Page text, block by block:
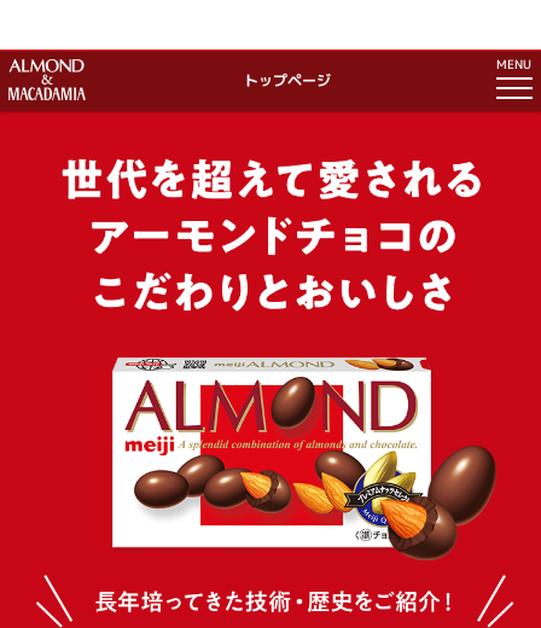
トップページ
MENU
アーモンドチョコのこだわり
マカダミアチョコのこだわり
商品紹介
簡体中文
繁體中文